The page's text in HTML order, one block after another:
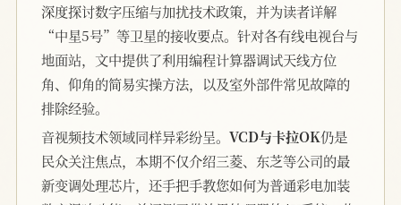
深度探讨数字压缩与加扰技术政策，并为读者详解
“中星5号”等卫星的接收要点。针对各有线电视台与
地面站，文中提供了利用编程计算器调试天线方位
角、仰角的简易实操方法，以及室外部件常见故障的
排除经验。
音视频技术领域同样异彩纷呈。 VCD与卡拉OK仍是
民众关注焦点，本期不仅介绍三菱、东芝等公司的最
新变调处理芯片，还手把手教您如何为普通彩电加装